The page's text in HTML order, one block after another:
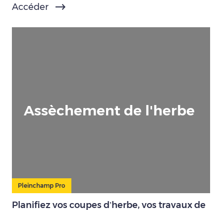
Accéder
Assèchement de l'herbe
Pleinchamp Pro
Planifiez vos coupes d’herbe, vos travaux de